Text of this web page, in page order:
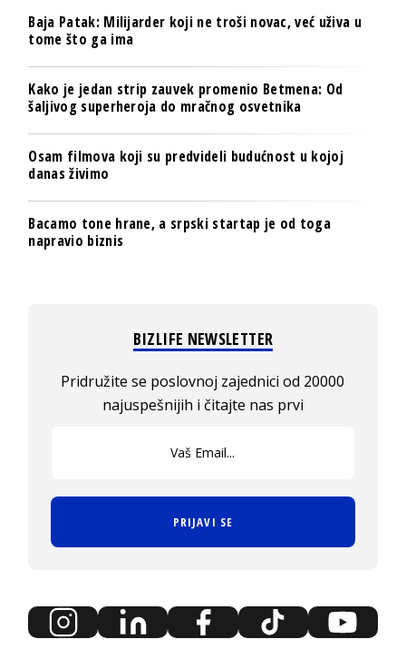
Baja Patak: Milijarder koji ne troši novac, već uživa u
tome što ga ima
Kako je jedan strip zauvek promenio Betmena: Od
šaljivog superheroja do mračnog osvetnika
Osam filmova koji su predvideli budućnost u kojoj
danas živimo
Bacamo tone hrane, a srpski startap je od toga
napravio biznis
BIZLIFE NEWSLETTER
Pridružite se poslovnoj zajednici od 20000
najuspešnijih i čitajte nas prvi
PRIJAVI SE